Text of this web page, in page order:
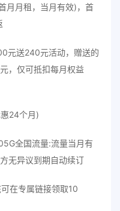
月租，当月有效)，首
元送240元活动，赠送的
，仅可抵扣每月权益
24个月)
全国流量:流量当月有
无异议到期自动续订
在专属链接领取10